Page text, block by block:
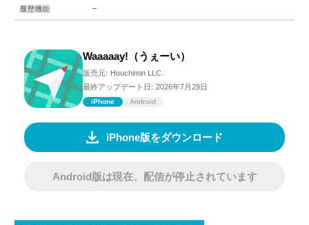
履歴機能 －
Waaaaay!（うぇーい）
販売元: Houchimin LLC.
最終アップデート日: 2026年7月29日
iPhone Android
iPhone版をダウンロード
Android版は現在、配信が停止されています